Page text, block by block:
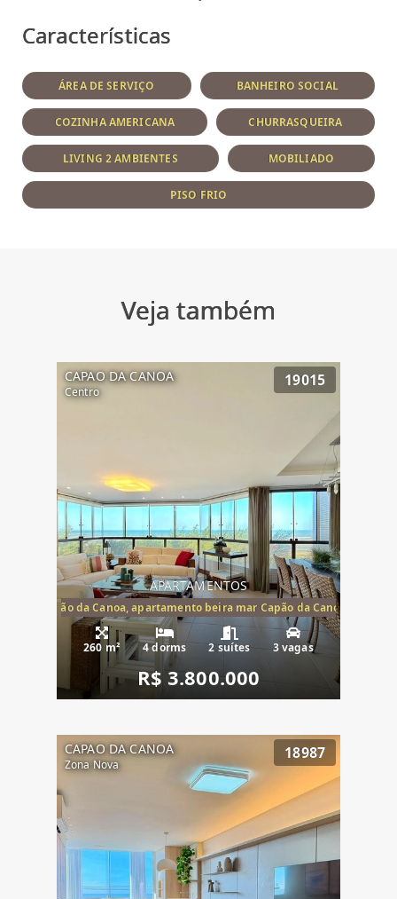
Características
ÁREA DE SERVIÇO BANHEIRO SOCIAL
COZINHA AMERICANA CHURRASQUEIRA
LIVING 2 AMBIENTES MOBILIADO
PISO FRIO
Veja também
CAPAO DA CANOA
Centro
19015
APARTAMENTOS
mar Capão da Canoa, apartamento beira mar Capão da Canoa,
260 m² 4 dorms 2 suítes 3 vagas
R$ 3.800.000
CAPAO DA CANOA
Zona Nova
18987